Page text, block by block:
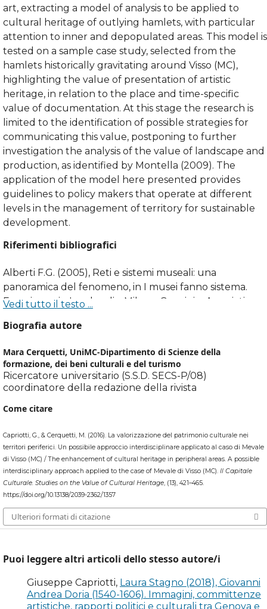
art, extracting a model of analysis to be applied to
cultural heritage of outlying hamlets, with particular
attention to inner and depopulated areas. This model is
tested on a sample case study, selected from the
hamlets historically gravitating around Visso (MC),
highlighting the value of presentation of artistic
heritage, in relation to the place and time-specific
value of documentation. At this stage the research is
limited to the identification of possible strategies for
communicating this value, postponing to further
investigation the analysis of the value of landscape and
production, as identified by Montella (2009). The
application of the model here presented provides
guidelines to policy makers that operate at different
levels in the management of territory for sustainable
development.
Riferimenti bibliografici
Alberti F.G. (2005), Reti e sistemi museali: una
panoramica del fenomeno, in I musei fanno sistema.
Esperienze in Lombardia, Milano: Guerini e Associati, pp.
landscape: from a holistic approach to a social concept
of knowledges, «Annals of Geophysics», 55, n. 3, pp. 481-
485.
Bagdadli S. (2001), Le reti di musei. l’organizzazione a
Egea.
Bairati E., Dragoni P., a cura di (2004), Matteo da Gualdo.
Rinascimento eccentrico tra Umbria e Marche, Perugia:
Electa.
Barney J. (2006), Risorse, competenze e vantaggi
Baschet J. (2009), Une image à deux temps. Jugement
dernier et Jugement des âmes dans l’Occident
médiéval, in Traditions et temporalités des images, a
Vedi tutto il testo ...
Biografia autore
Mara Cerquetti, UniMC-Dipartimento di Scienze della
formazione, dei beni culturali e del turismo
Ricercatore universitario (S.S.D. SECS-P/08)
coordinatore della redazione della rivista
Come citare
Capriotti, G., & Cerquetti, M. (2016). La valorizzazione del patrimonio culturale nei
territori periferici. Un possibile approccio interdisciplinare applicato al caso di Mevale
di Visso (MC) / The enhancement of cultural heritage in peripheral areas. A possible
interdisciplinary approach applied to the case of Mevale di Visso (MC). Il Capitale
Culturale. Studies on the Value of Cultural Heritage, (13), 421–465.
https://doi.org/10.13138/2039-2362/1357
Ulteriori formati di citazione
Puoi leggere altri articoli dello stesso autore/i
Giuseppe Capriotti, Laura Stagno (2018), Giovanni
Andrea Doria (1540-1606). Immagini, committenze
artistiche, rapporti politici e culturali tra Genova e